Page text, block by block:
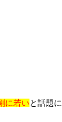
に若いと話題に